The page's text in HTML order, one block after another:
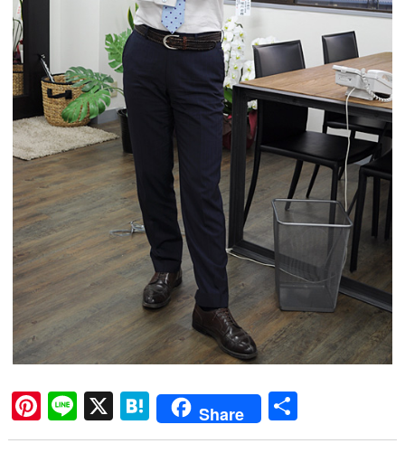
Pi
nt
Li
ne
X
H
at
Share
有